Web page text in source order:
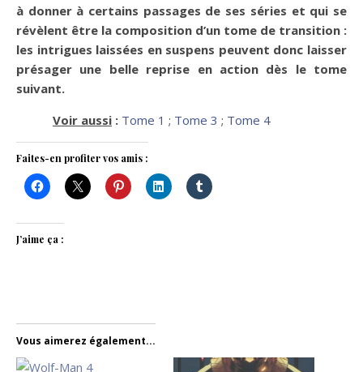
à donner à certains passages de ses séries et qui se
révèlent être la composition d’un tome de transition :
les intrigues laissées en suspens peuvent donc laisser
présager une belle reprise en action dès le tome
suivant.
Voir aussi : Tome 1 ; Tome 3 ; Tome 4
Faites-en profiter vos amis :
J’aime ça :
Vous aimerez également...